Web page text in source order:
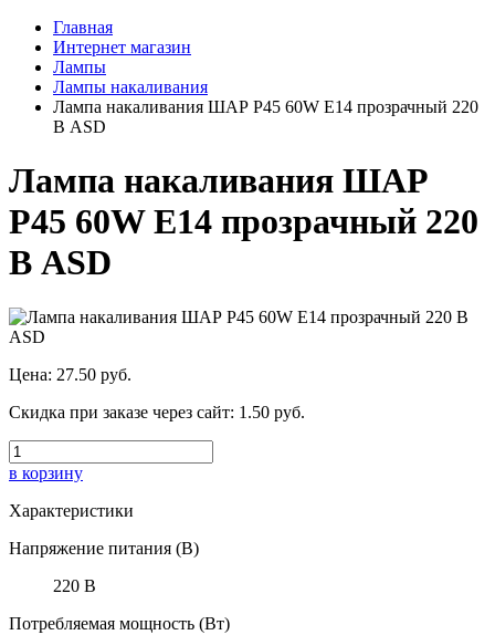
Главная
Интернет магазин
Лампы
Лампы накаливания
Лампа накаливания ШАР Р45 60W E14 прозрачный 220
В ASD
Лампа накаливания ШАР
Р45 60W E14 прозрачный 220
В ASD
Цена: 27.50 руб.
Скидка при заказе через сайт: 1.50 руб.
в корзину
Характеристики
Напряжение питания (В)
220 В
Потребляемая мощность (Вт)